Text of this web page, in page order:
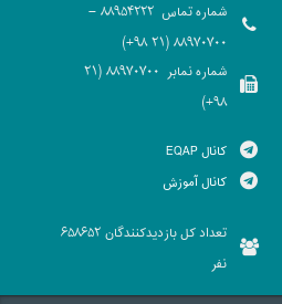
شماره تماس
88954222 -
88970700 (21 98+)
شماره نمابر
88970700 (21
98+)
کانال EQAP
کانال آموزش
تعداد کل بازدیدکنندگان 658652
نفر